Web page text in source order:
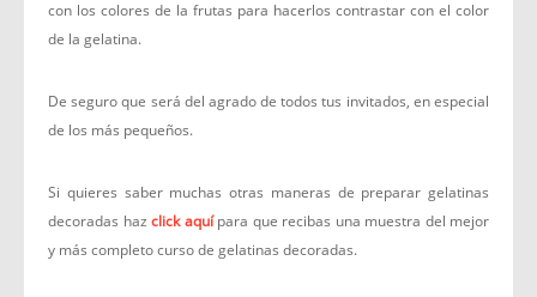
con los colores de la frutas para hacerlos contrastar con el color
de la gelatina.
De seguro que será del agrado de todos tus invitados, en especial
de los más pequeños.
Si quieres saber muchas otras maneras de preparar gelatinas
decoradas haz click aquípara que recibas una muestra del mejor
y más completo curso de gelatinas decoradas.